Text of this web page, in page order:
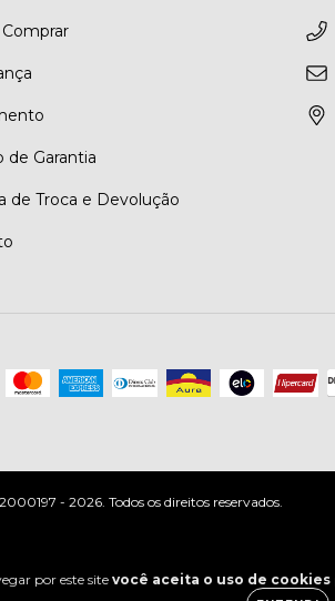
por este site você aceita o uso de cookies
de Garantia
de Troca e Devolução
- 2026. Todos os direitos reservados.